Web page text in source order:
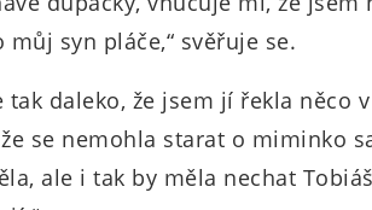
syn pláče,“ svěřuje se.
tak daleko, že jsem jí řekla něco
se nemohla starat o miminko
ale i tak by měla nechat